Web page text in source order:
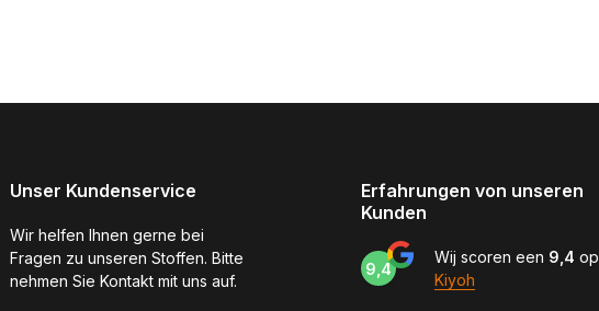
Unser Kundenservice
Wir helfen Ihnen gerne bei
Fragen zu unseren Stoffen. Bitte
nehmen Sie Kontakt mit uns auf.
Erfahrungen von unseren
Kunden
9,4
Wij scoren een 9,4 op
Kiyoh